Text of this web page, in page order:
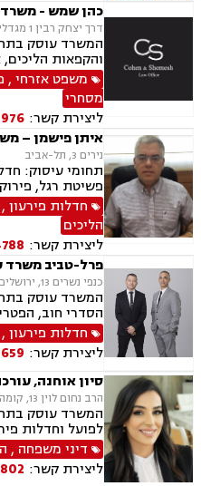
כהן שמש - משרד
דרך יצחק רבין 1 מגדלי גלובל טאוורס, פתח תקווה
המשרד עוסק
והקפאות
וראיות, בנקים,
הוצאה לפועל,
משפט אזרחי ,
מסחרי
ליצירת קשר:
איתן פישמן –
נירים 3, תל-אביב
תחומי עיסוק:
פשיטת רגל,
חדלות פירעון,
הליכים
ליצירת קשר:
פרל-טביב משרד
כנפי נשרים 13, ירושלים
המשרד עוסק
הסדרי חוב,
רשלנות רפואית
חדלות פירעון,
ליצירת קשר:
סיון אוחנה,
הרב נחום לוין 13, קומה 4, עפולה
המשרד עוסק
לפועל וחדלות
ייפוי כוח מתמשך,
וצוואות,
וחלוקת רכוש.
דיני משפחה ,
ליצירת קשר: